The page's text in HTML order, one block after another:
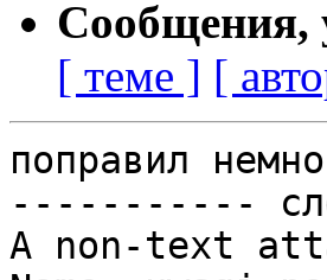
Сообщения,
[ теме ] [
поправил
-----------
A non-text